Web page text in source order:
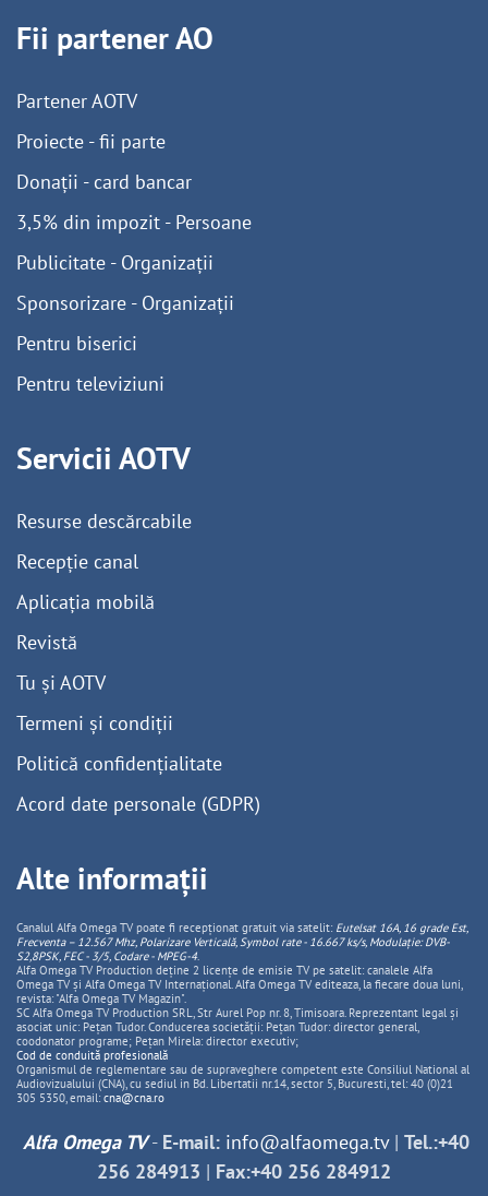
Fii partener AO
Partener AOTV
Proiecte - fii parte
Donații - card bancar
3,5% din impozit - Persoane
Publicitate - Organizații
Sponsorizare - Organizații
Pentru biserici
Pentru televiziuni
Servicii AOTV
Resurse descărcabile
Recepție canal
Aplicația mobilă
Revistă
Tu și AOTV
Termeni și condiții
Politică confidențialitate
Acord date personale (GDPR)
Alte informații
Canalul Alfa Omega TV poate fi recepționat gratuit via satelit: Eutelsat 16A, 16 grade Est,
Frecventa – 12.567 Mhz, PolarizareVerticală, Symbol rate - 16.667 ks/s, Modulație: DVB-
S2,8PSK, FEC - 3/5, Codare - MPEG-4.
Alfa Omega TV Production deține 2 licențe de emisie TV pe satelit: canalele Alfa
Omega TV și Alfa Omega TV Internațional. Alfa Omega TV editeaza, la fiecare doua luni,
revista: "Alfa Omega TV Magazin".
SC Alfa Omega TV Production SRL, Str Aurel Pop nr. 8, Timisoara. Reprezentant legal și
asociat unic: Pețan Tudor. Conducerea societății: Pețan Tudor: director general,
coodonator programe; Pețan Mirela: director executiv;
Cod de conduită profesională
Organismul de reglementare sau de supraveghere competent este Consiliul National al
Audiovizualului (CNA), cu sediul in Bd. Libertatii nr.14, sector 5, Bucuresti, tel: 40 (0)21
305 5350, email: cna@cna.ro
Alfa Omega TV- E-mail: info@alfaomega.tv| Tel.:+40
256 284913 | Fax:+40 256 284912